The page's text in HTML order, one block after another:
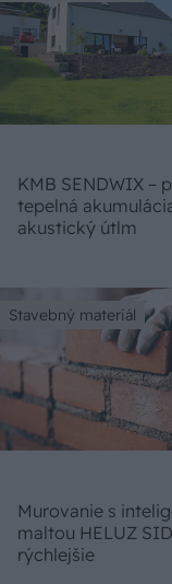
KMB SENDWIX –
tepelná
akustický útlm
Stavebný materiál
Murovanie s
maltou HELUZ
rýchlejšie